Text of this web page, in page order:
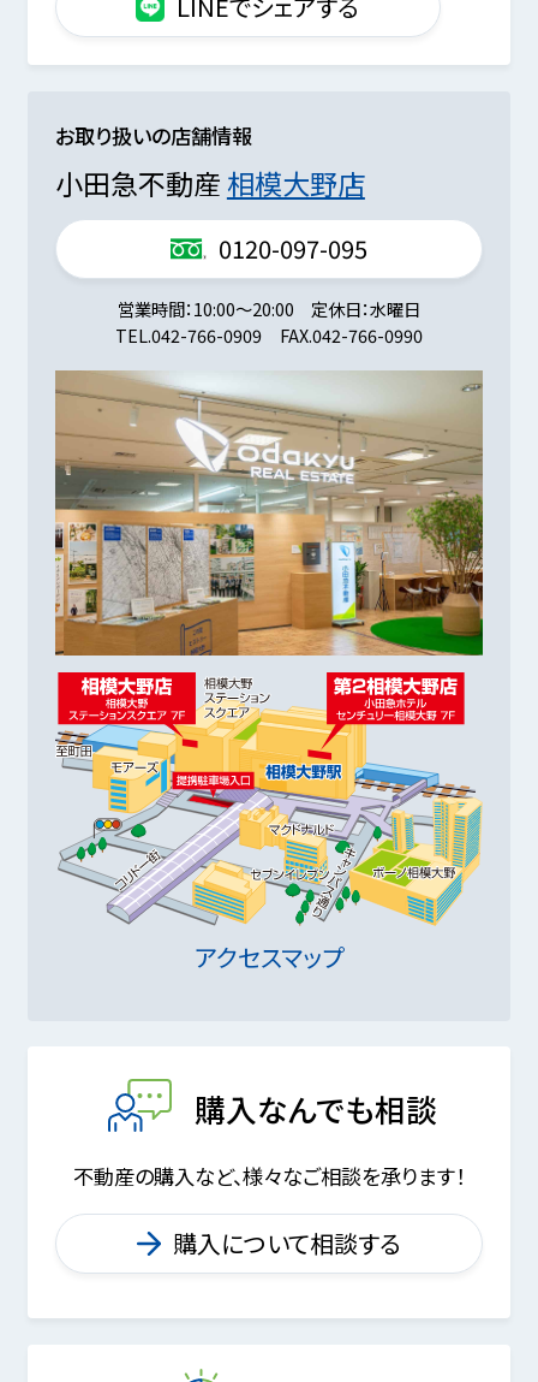
LINEでシェアする
お取り扱いの店舗情報
小田急不動産 相模大野店
0120-097-095
営業時間 10:00～20:00 定休日 水曜日
TEL.042-766-0909 FAX.042-766-0990
アクセスマップ
購入なんでも相談
不動産の購入など、様々なご相談を承ります！
購入について相談する